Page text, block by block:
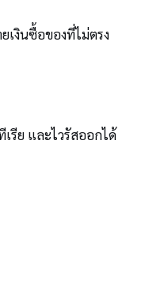
เงินซื้อของที่ไม่ตรง
รีย และไวรัสออกได้